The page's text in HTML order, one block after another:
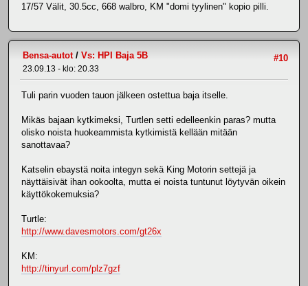
17/57 Välit, 30.5cc, 668 walbro, KM "domi tyylinen" kopio pilli.
#10
Bensa-autot/ Vs: HPI Baja 5B
23.09.13 - klo: 20.33
Tuli parin vuoden tauon jälkeen ostettua baja itselle.
Mikäs bajaan kytkimeksi, Turtlen setti edelleenkin paras? mutta
olisko noista huokeammista kytkimistä kellään mitään
sanottavaa?
Katselin ebaystä noita integyn sekä King Motorin settejä ja
näyttäisivät ihan ookoolta, mutta ei noista tuntunut löytyvän oikein
käyttökokemuksia?
Turtle:
http://www.davesmotors.com/gt26x
KM:
http://tinyurl.com/plz7gzf